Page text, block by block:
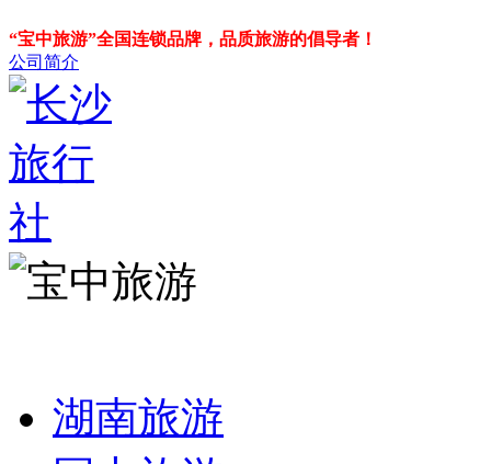
“宝中旅游”全国连锁品牌，品质旅游的倡导者！
公司简介
湖南旅游